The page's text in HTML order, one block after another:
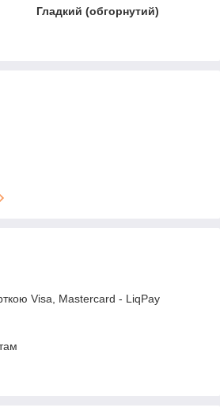
Гладкий (обгорнутий)
Visa, Mastercard - LiqPay